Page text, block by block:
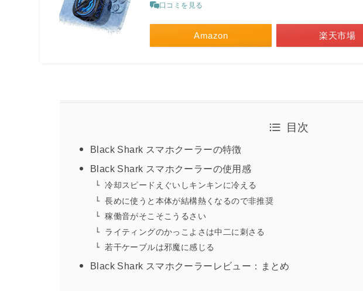
口コミを見る
Amazon 楽天市場
目次
Black Shark スマホクーラーの特徴
Black Shark スマホクーラーの使用感
冷却スピードえぐいしキンキンに冷える
長めに使うと本体が結構熱くなるので非推奨
稼働音がそこそこうるさい
ライティングのかっこよさは中二に刺さる
若干ケーブルは邪魔に感じる
Black Shark スマホクーラーレビュー：まとめ